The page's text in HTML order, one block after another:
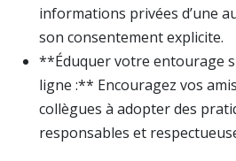
informations privées d’une
son consentement explicite.
**Éduquer votre entourage
ligne :** Encouragez vos
collègues à adopter des
responsables et